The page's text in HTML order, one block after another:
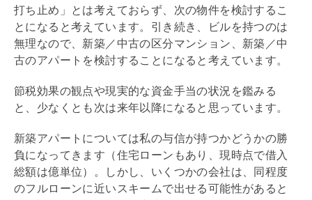
打ち止め」とは考えておらず、次の物件を検討するこ
とになると考えています。引き続き、ビルを持つのは
無理なので、新築／中古の区分マンション、新築／中
古のアパートを検討することになると考えています。
節税効果の観点や現実的な資金手当の状況を鑑みる
と、少なくとも次は来年以降になると思っています。
新築アパートについては私の与信が持つかどうかの勝
負になってきます（住宅ローン もあり、現時点で借入
総額は億単位）。しかし、いくつかの会社は、同程度
のフルローンに近いスキームで出せる可能性があると